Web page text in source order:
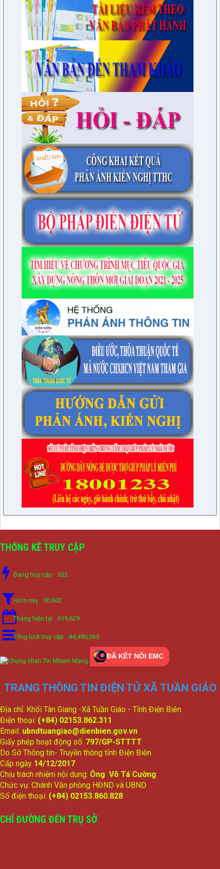
THỐNG KÊ TRUY CẬP
Đang truy cập 332
Hôm nay 50,602
Tháng hiện tại 619,629
Tổng lượt truy cập 84,490,069
ĐÃ KẾT NỐI EMC
TRANG THÔNG TIN ĐIỆN TỬ XÃ TUẦN GIÁO
Địa chỉ: Khối Tân Giang -Xã Tuần Giáo - Tỉnh Điện Biên
Điện thoại: (+84) 02153.862.311
Email: ubndtuangiao@dienbien.gov.vn
Giấy phép hoạt động số: 797/GP-STTTT
Do Sở Thông tin- Truyền thông tỉnh Điện Biên
Cấp ngày 14/12/2017
Chịu trách nhiệm nội dung: Ông Võ Tá Cường
Chức vụ: Chánh Văn phòng HĐND và UBND
Số điện thoại: (+84) 02153.860.828
CHỈ ĐƯỜNG ĐẾN TRỤ SỞ